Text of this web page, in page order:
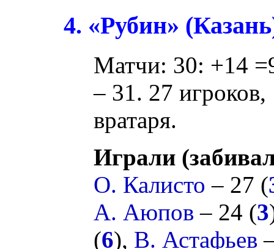
4. «Рубин»
Матчи: 30: +14
– 31. 27
вратаря.
Играли
О. Калисто – 27 (
А. Аюпов – 24 (3
(6), В. Астафьев